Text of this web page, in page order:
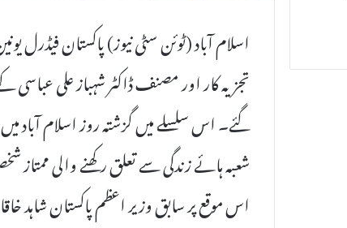
اسلام آباد (ٹوئن سٹی نیوز) پاکستان فیڈرل
تجزیہ کار اور مصنف ڈاکٹر شہباز علی
گئے۔ اس سلسلے میں گزشتہ روز اسلام آباد
شعبہ ہائے زندگی سے تعلق رکھنے والی
اس موقع پر سابق وزیر اعظم پاکستان شاہد